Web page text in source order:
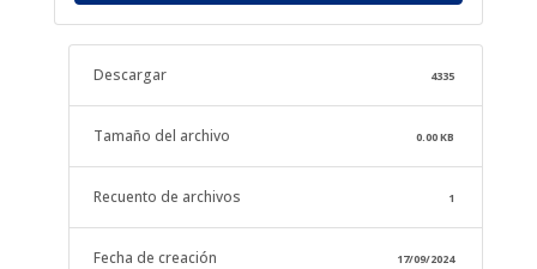
Descargar 4335
Tamaño del archivo 0.00 KB
Recuento de archivos 1
Fecha de creación 17/09/2024